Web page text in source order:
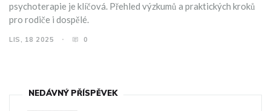
psychoterapie je klíčová. Přehled výzkumů a praktických kroků
pro rodiče i dospělé.
LIS, 18 2025 0
NEDÁVNÝ PŘÍSPĚVEK